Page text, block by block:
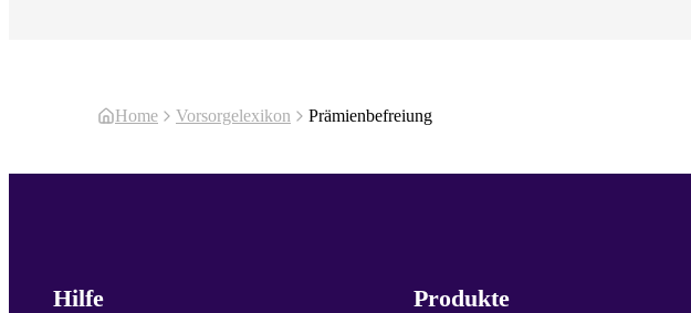
Home Vorsorgelexikon Prämienbefreiung
Hilfe Produkte